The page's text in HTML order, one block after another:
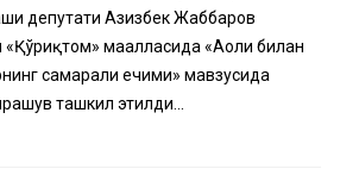
депутати Азизбек Жаббаров
маҳалласида «Аҳоли билан
самарали ечими» мавзусида
ташкил этилди...